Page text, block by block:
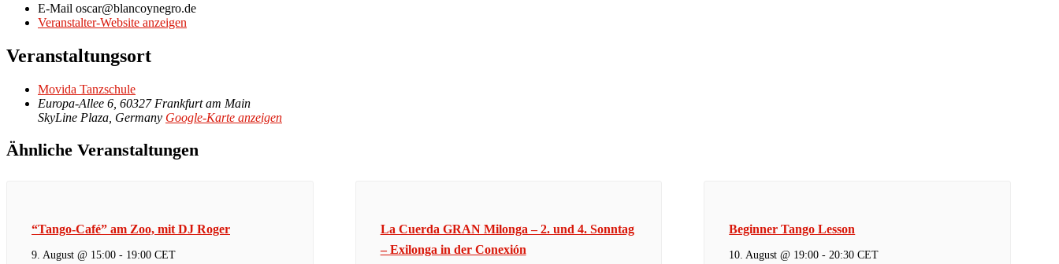
E-Mail oscar@blancoynegro.de
Veranstalter-Website anzeigen
Veranstaltungsort
Movida Tanzschule
Europa-Allee 6, 60327 Frankfurt am Main
SkyLine Plaza Germany Google-Karte anzeigen
Ähnliche Veranstaltungen
“Tango-Café” am Zoo, mit DJ Roger
9. August @ 15:00 - 19:00 CET
La Cuerda GRAN Milonga – 2. und 4. Sonntag
– Exilonga in der Conexión
Beginner Tango Lesson
10. August @ 19:00 -20:30 CET